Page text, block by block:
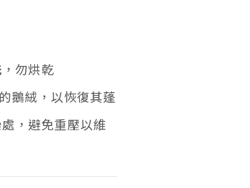
，勿烘乾
鵝絨，以恢復其蓬
，避免重壓以維